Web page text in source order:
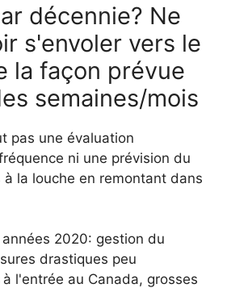
décennie? Ne
s'envoler vers le
la façon prévue
semaines/mois
pas une évaluation
ni une prévision du
la louche en remontant dans
2020: gestion du
drastiques peu
l'entrée au Canada, grosses